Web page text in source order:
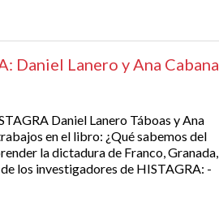
Daniel Lanero y Ana Cabana
Daniel Lanero Táboas y Ana
en el libro: ¿Qué sabemos del
la dictadura de Franco, Granada,
los investigadores de HISTAGRA: -